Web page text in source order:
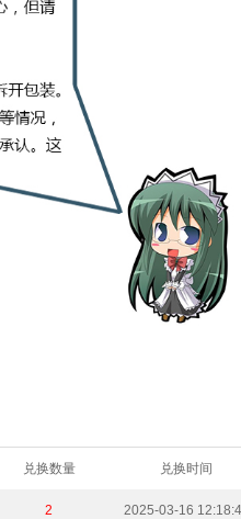
兑换数量 兑换时间
2 2025-03-16